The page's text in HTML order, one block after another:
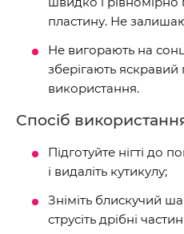
пластину. Не
Не вигорають на
зберігають
використання.
Спосіб
Підготуйте нігті до
і видаліть кутикулу;
Зніміть блискучий
струсіть дрібні